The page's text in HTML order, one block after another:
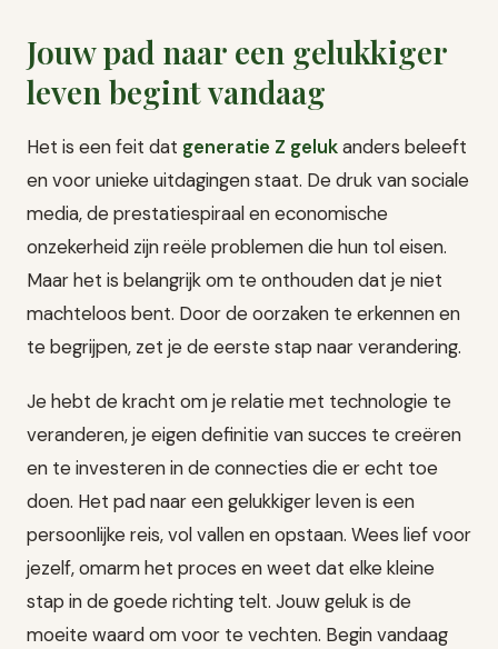
Jouw pad naar een gelukkiger
leven begint vandaag
Het is een feit dat generatie Z gelukanders beleeft
en voor unieke uitdagingen staat. De druk van sociale
media, de prestatiespiraal en economische
onzekerheid zijn reële problemen die hun tol eisen.
Maar het is belangrijk om te onthouden dat je niet
machteloos bent. Door de oorzaken te erkennen en
te begrijpen, zet je de eerste stap naar verandering.
Je hebt de kracht om je relatie met technologie te
veranderen, je eigen definitie van succes te creëren
en te investeren in de connecties die er echt toe
doen. Het pad naar een gelukkiger leven is een
persoonlijke reis, vol vallen en opstaan. Wees lief voor
jezelf, omarm het proces en weet dat elke kleine
stap in de goede richting telt. Jouw geluk is de
moeite waard om voor te vechten. Begin vandaag